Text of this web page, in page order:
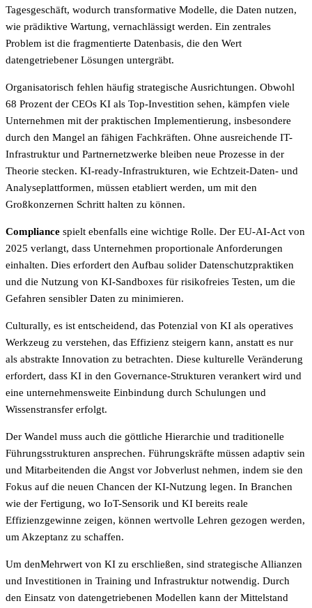
Tagesgeschäft, wodurch transformative Modelle, die Daten nutzen,
wie prädiktive Wartung, vernachlässigt werden. Ein zentrales
Problem ist die fragmentierte Datenbasis, die den Wert
datengetriebener Lösungen untergräbt.
Organisatorisch fehlen häufig strategische Ausrichtungen. Obwohl
68 Prozent der CEOs KI als Top-Investition sehen, kämpfen viele
Unternehmen mit der praktischen Implementierung, insbesondere
durch den Mangel an fähigen Fachkräften. Ohne ausreichende IT-
Infrastruktur und Partnernetzwerke bleiben neue Prozesse in der
Theorie stecken. KI-ready-Infrastrukturen, wie Echtzeit-Daten- und
Analyseplattformen, müssen etabliert werden, um mit den
Großkonzernen Schritt halten zu können.
Compliance spielt ebenfalls eine wichtige Rolle. Der EU-AI-Act von
2025 verlangt, dass Unternehmen proportionale Anforderungen
einhalten. Dies erfordert den Aufbau solider Datenschutzpraktiken
und die Nutzung von KI-Sandboxes für risikofreies Testen, um die
Gefahren sensibler Daten zu minimieren.
Culturally, es ist entscheidend, das Potenzial von KI als operatives
Werkzeug zu verstehen, das Effizienz steigern kann, anstatt es nur
als abstrakte Innovation zu betrachten. Diese kulturelle Veränderung
erfordert, dass KI in den Governance-Strukturen verankert wird und
eine unternehmensweite Einbindung durch Schulungen und
Wissenstransfer erfolgt.
Der Wandel muss auch die göttliche Hierarchie und traditionelle
Führungsstrukturen ansprechen. Führungskräfte müssen adaptiv sein
und Mitarbeitenden die Angst vor Jobverlust nehmen, indem sie den
Fokus auf die neuen Chancen der KI-Nutzung legen. In Branchen
wie der Fertigung, wo IoT-Sensorik und KI bereits reale
Effizienzgewinne zeigen, können wertvolle Lehren gezogen werden,
um Akzeptanz zu schaffen.
Um denMehrwert von KI zu erschließen, sind strategische Allianzen
und Investitionen in Training und Infrastruktur notwendig. Durch
den Einsatz von datengetriebenen Modellen kann der Mittelstand